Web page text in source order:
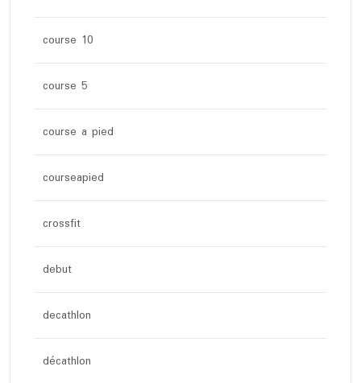
course 10
course 5
course a pied
courseapied
crossfit
debut
decathlon
décathlon